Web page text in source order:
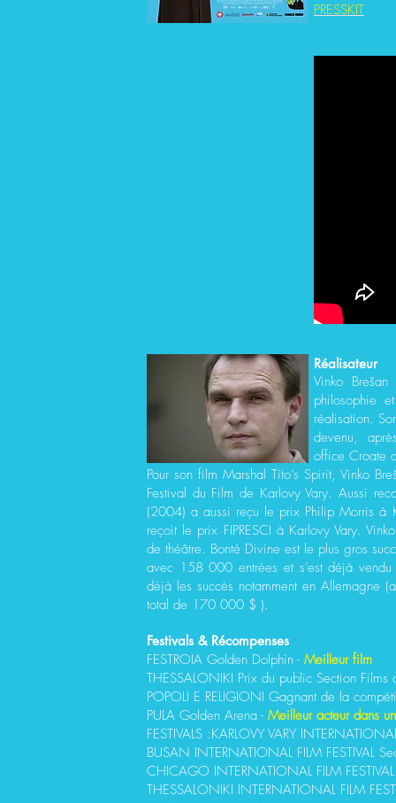
PRESSKIT
Réalisateur
Vinko
philosophie
réalisation.
devenu,
office Croate
Pour son film Marshal Tito’s Spirit, Vinko
Festival du Film de Karlovy Vary. Aussi
(2004) a aussi reçu le prix Philip Morris à
reçoit le prix FIPRESCI à Karlovy Vary.
de théâtre. Bonté Divine est le plus gros
avec 158 000 entrées et s’est déjà
déjà les succès notamment en
total de 170 000 $ ).
Festivals & Récompenses
FESTROIA Golden Dolphin - Meilleur film
THESSALONIKI Prix du public Section Films
POPOLI E RELIGIONI Gagnant de la
PULA Golden Arena - Meilleur acteur dans
FESTIVALS :KARLOVY VARY
BUSAN INTERNATIONAL FILM FESTIVAL
CHICAGO INTERNATIONAL FILM
THESSALONIKI INTERNATIONAL FILM